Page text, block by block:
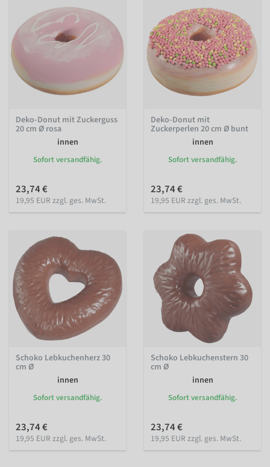
Deko-Donut mit Zuckerguss
20 cm Ø rosa
innen
Sofort versandfähig.
23,74 €
19,95 EUR zzgl. ges. MwSt.
Deko-Donut mit
Zuckerperlen 20 cm Ø bunt
innen
Sofort versandfähig.
23,74 €
19,95 EUR zzgl. ges. MwSt.
Schoko Lebkuchenherz 30
cm Ø
innen
Sofort versandfähig.
23,74 €
19,95 EUR zzgl. ges. MwSt.
Schoko Lebkuchenstern 30
cm Ø
innen
Sofort versandfähig.
23,74 €
19,95 EUR zzgl. ges. MwSt.